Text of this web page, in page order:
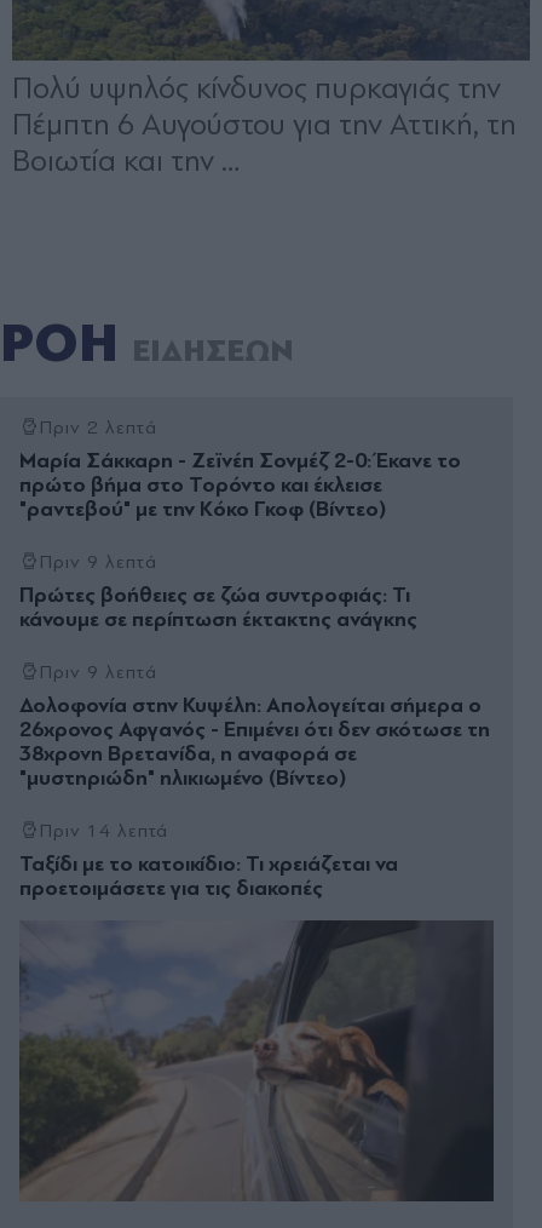
ΡΟΗ ΕΙΔΗΣΕΩΝ
Πριν 2 λεπτά
Μαρία Σάκκαρη - Ζεϊνέπ Σονμέζ 2-0: Έκανε το
πρώτο βήμα στο Τορόντο και έκλεισε
"ραντεβού" με την Κόκο Γκοφ (Βίντεο)
Πριν 9 λεπτά
Πρώτες βοήθειες σε ζώα συντροφιάς: Τι
κάνουμε σε περίπτωση έκτακτης ανάγκης
Πριν 9 λεπτά
Δολοφονία στην Κυψέλη: Απολογείται σήμερα ο
26χρονος Αφγανός - Επιμένει ότι δεν σκότωσε τη
38χρονη Βρετανίδα, η αναφορά σε
"μυστηριώδη" ηλικιωμένο (Βίντεο)
Πριν 14 λεπτά
Ταξίδι με το κατοικίδιο: Τι χρειάζεται να
προετοιμάσετε για τις διακοπές